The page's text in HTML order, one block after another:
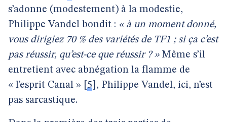
s’adonne (modestement) à la modestie,
Philippe Vandel bondit : « à un moment donné,
vous dirigiez 70 % des variétés de TF1 ; si ça c’est
pas réussir, qu’est-ce que réussir ? » Même s’il
entretient avec abnégation la flamme de
« l’esprit Canal »
5 , Philippe Vandel, ici, n’est
pas sarcastique.